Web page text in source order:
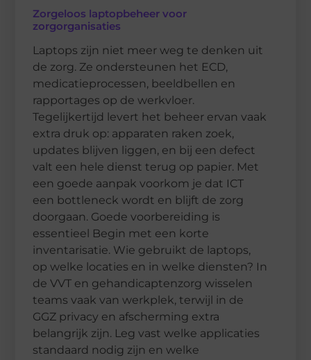
Zorgeloos laptopbeheer voor
zorgorganisaties
Laptops zijn niet meer weg te denken uit
de zorg. Ze ondersteunen het ECD,
medicatieprocessen, beeldbellen en
rapportages op de werkvloer.
Tegelijkertijd levert het beheer ervan vaak
extra druk op: apparaten raken zoek,
updates blijven liggen, en bij een defect
valt een hele dienst terug op papier. Met
een goede aanpak voorkom je dat ICT
een bottleneck wordt en blijft de zorg
doorgaan. Goede voorbereiding is
essentieel Begin met een korte
inventarisatie. Wie gebruikt de laptops,
op welke locaties en in welke diensten? In
de VVT en gehandicaptenzorg wisselen
teams vaak van werkplek, terwijl in de
GGZ privacy en afscherming extra
belangrijk zijn. Leg vast welke applicaties
standaard nodig zijn en welke